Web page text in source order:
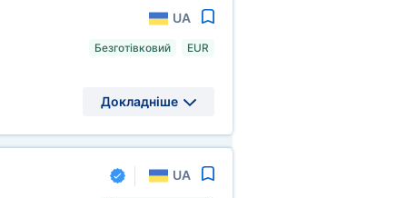
UA
Безготівковий EUR
Докладніше
UA